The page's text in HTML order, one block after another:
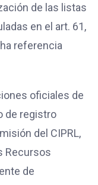
de las listas
en el art. 61,
referencia
oficiales de
de registro
del CIPRL,
Recursos
de